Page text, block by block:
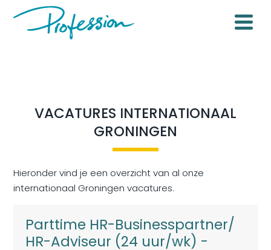
VACATURES INTERNATIONAAL
GRONINGEN
Hieronder vind je een overzicht van al onze
internationaal Groningen vacatures.
Parttime HR-Businesspartner/
HR-Adviseur (24 uur/wk) -